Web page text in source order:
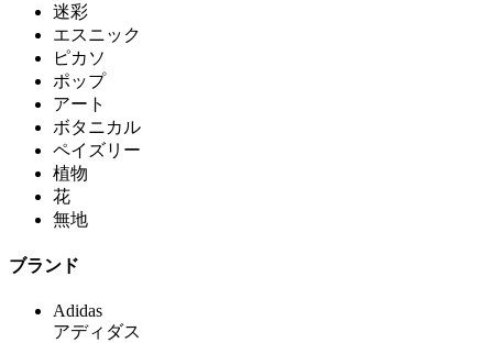
迷彩
エスニック
ピカソ
ポップ
アート
ボタニカル
ペイズリー
植物
花
無地
ブランド
Adidas
アディダス